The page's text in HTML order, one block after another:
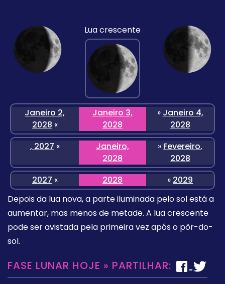
Lua crescente
Janeiro 2,
2028 «
Janeiro 3,
2028
» Janeiro 4,
2028
, 2027 «
Janeiro,
2028
» Fevereiro,
2028
2027 « 2028 » 2029
Depois da lua nova, a parte iluminada pelo sol está a
aumentar, mas menos de metade. A lua crescente
pode ser avistada pela primeira vez após o pôr-do-
sol.
FASE LUNAR HOJE » PARTILHAR: